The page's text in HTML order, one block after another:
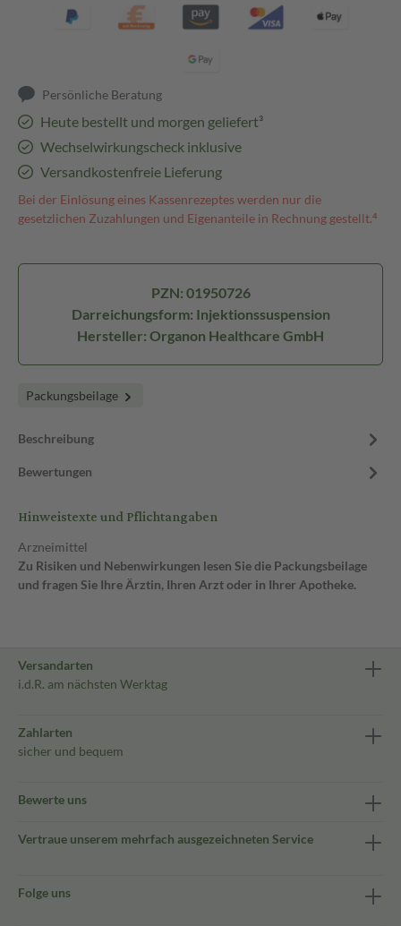
Persönliche Beratung
Heute bestellt und morgen geliefert³
Wechselwirkungscheck inklusive
Versandkostenfreie Lieferung
Bei der Einlösung eines Kassenrezeptes werden nur die
gesetzlichen Zuzahlungen und Eigenanteile in Rechnung gestellt.⁴
PZN: 01950726
Darreichungsform: Injektionssuspension
Hersteller: Organon Healthcare GmbH
Packungsbeilage
Beschreibung
Bewertungen
Hinweistexte und Pflichtangaben
Arzneimittel
Zu Risiken und Nebenwirkungen lesen Sie die Packungsbeilage
und fragen Sie Ihre Ärztin, Ihren Arzt oder in Ihrer Apotheke.
Versandarten
i.d.R. am nächsten Werktag
Zahlarten
sicher und bequem
Bewerte uns
Vertraue unserem mehrfach ausgezeichneten Service
Folge uns